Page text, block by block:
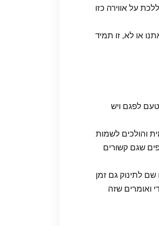
על אווירה כזו
או לא, זו תמיד
לפגם ויש
והולכים לשמות
שגם קשורים
לתינוק גם זמן
ואומרים שזה